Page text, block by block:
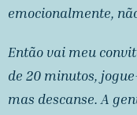
emocionalmente,
Então vai meu
de 20 minutos,
mas descanse. A